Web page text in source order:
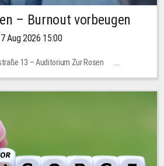
– Burnout vorbeugen
Aug 2026 15:00
13 – Auditorium Zur Rosen